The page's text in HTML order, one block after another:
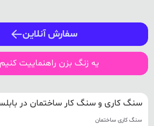
سفارش آنلاین
یه زنگ بزن راهنماییت
سنگ کاری و سنگ کار ساختمان در
سنگ کاری ساختمان